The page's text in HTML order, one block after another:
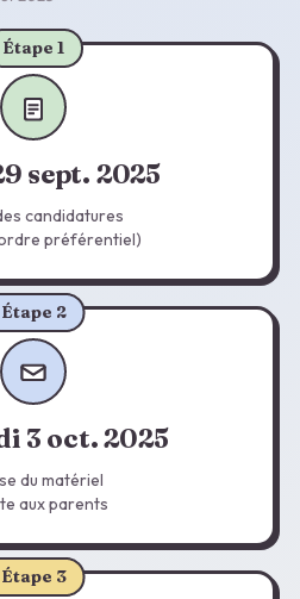
Étape 1
sept. 2025
candidatures
préférentiel)
Étape 2
3 oct. 2025
du matériel
aux parents
Étape 3